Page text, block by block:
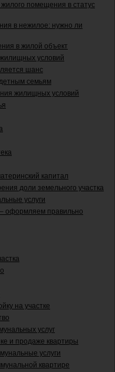
помещения в статус
в нежилое: нужно ли
в жилой объект
условий
шанс
семьям
жилищных условий
капитал
доли земельного участка
услуги
оформляем правильно
на участке
услуг
и продаже квартиры
услуги
квартире